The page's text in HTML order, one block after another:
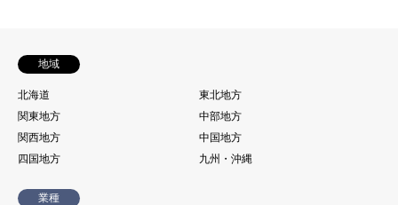
地域
北海道
東北地方
関東地方
中部地方
関西地方
中国地方
四国地方
九州・沖縄
業種